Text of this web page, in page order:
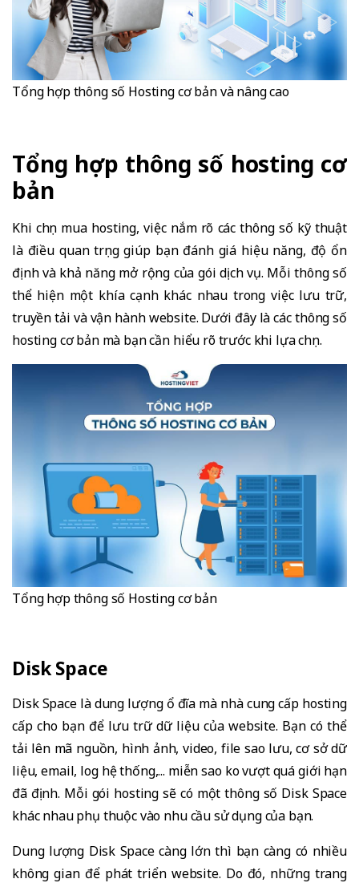
Tổng hợp thông số Hosting cơ bản và nâng cao
Tổng hợp thông số hosting cơ
bản
Khi chọn mua hosting, việc nắm rõ các thông số kỹ thuật
là điều quan trọng giúp bạn đánh giá hiệu năng, độ ổn
định và khả năng mở rộng của gói dịch vụ. Mỗi thông số
thể hiện một khía cạnh khác nhau trong việc lưu trữ,
truyền tải và vận hành website. Dưới đây là các thông số
hosting cơ bản mà bạn cần hiểu rõ trước khi lựa chọn.
Tổng hợp thông số Hosting cơ bản
Disk Space
Disk Space là dung lượng ổ đĩa mà nhà cung cấp hosting
cấp cho bạn để lưu trữ dữ liệu của website. Bạn có thể
tải lên mã nguồn, hình ảnh, video, file sao lưu, cơ sở dữ
liệu, email, log hệ thống,... miễn sao ko vượt quá giới hạn
đã định. Mỗi gói hosting sẽ có một thông số Disk Space
khác nhau phụ thuộc vào nhu cầu sử dụng của bạn.
Dung lượng Disk Space càng lớn thì bạn càng có nhiều
không gian để phát triển website. Do đó, những trang